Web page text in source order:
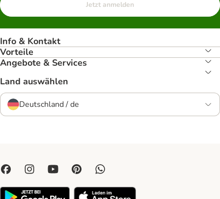
Jetzt anmelden
Info & Kontakt
Vorteile
Angebote & Services
Land auswählen
Deutschland / de